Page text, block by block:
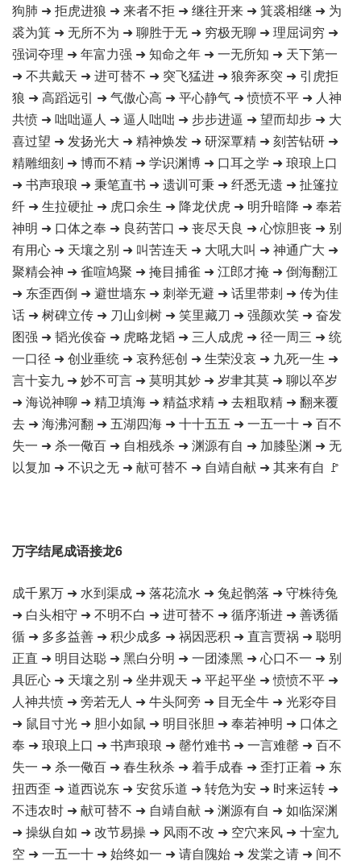
狗肺 ➜ 拒虎进狼 ➜ 来者不拒 ➜ 继往开来 ➜ 箕裘相继 ➜ 为
裘为箕 ➜ 无所不为 ➜ 聊胜于无 ➜ 穷极无聊 ➜ 理屈词穷 ➜
强词夺理 ➜ 年富力强 ➜ 知命之年 ➜ 一无所知 ➜ 天下第一
➜ 不共戴天 ➜ 进可替不 ➜ 突飞猛进 ➜ 狼奔豕突 ➜ 引虎拒
狼 ➜ 高蹈远引 ➜ 气傲心高 ➜ 平心静气 ➜ 愤愤不平 ➜ 人神
共愤 ➜ 咄咄逼人 ➜ 逼人咄咄 ➜ 步步进逼 ➜ 望而却步 ➜ 大
喜过望 ➜ 发扬光大 ➜ 精神焕发 ➜ 研深覃精 ➜ 刻苦钻研 ➜
精雕细刻 ➜ 博而不精 ➜ 学识渊博 ➜ 口耳之学 ➜ 琅琅上口
➜ 书声琅琅 ➜ 秉笔直书 ➜ 遗训可秉 ➜ 纤悉无遗 ➜ 扯篷拉
纤 ➜ 生拉硬扯 ➜ 虎口余生 ➜ 降龙伏虎 ➜ 明升暗降 ➜ 奉若
神明 ➜ 口体之奉 ➜ 良药苦口 ➜ 丧尽天良 ➜ 心惊胆丧 ➜ 别
有用心 ➜ 天壤之别 ➜ 叫苦连天 ➜ 大吼大叫 ➜ 神通广大 ➜
聚精会神 ➜ 雀喧鸠聚 ➜ 掩目捕雀 ➜ 江郎才掩 ➜ 倒海翻江
➜ 东歪西倒 ➜ 避世墙东 ➜ 刺举无避 ➜ 话里带刺 ➜ 传为佳
话 ➜ 树碑立传 ➜ 刀山剑树 ➜ 笑里藏刀 ➜ 强颜欢笑 ➜ 奋发
图强 ➜ 韬光俟奋 ➜ 虎略龙韬 ➜ 三人成虎 ➜ 径一周三 ➜ 统
一口径 ➜ 创业垂统 ➜ 哀矜惩创 ➜ 生荣没哀 ➜ 九死一生 ➜
言十妄九 ➜ 妙不可言 ➜ 莫明其妙 ➜ 岁聿其莫 ➜ 聊以卒岁
➜ 海说神聊 ➜ 精卫填海 ➜ 精益求精 ➜ 去粗取精 ➜ 翻来覆
去 ➜ 海沸河翻 ➜ 五湖四海 ➜ 十十五五 ➜ 一五一十 ➜ 百不
失一 ➜ 杀一儆百 ➜ 自相残杀 ➜ 渊源有自 ➜ 加膝坠渊 ➜ 无
以复加 ➜ 不识之无 ➜ 献可替不 ➜ 自靖自献 ➜ 其来有自 🚩
万字结尾成语接龙6
成千累万 ➜ 水到渠成 ➜ 落花流水 ➜ 兔起鹘落 ➜ 守株待兔
➜ 白头相守 ➜ 不明不白 ➜ 进可替不 ➜ 循序渐进 ➜ 善诱循
循 ➜ 多多益善 ➜ 积少成多 ➜ 祸因恶积 ➜ 直言贾祸 ➜ 聪明
正直 ➜ 明目达聪 ➜ 黑白分明 ➜ 一团漆黑 ➜ 心口不一 ➜ 别
具匠心 ➜ 天壤之别 ➜ 坐井观天 ➜ 平起平坐 ➜ 愤愤不平 ➜
人神共愤 ➜ 旁若无人 ➜ 牛头阿旁 ➜ 目无全牛 ➜ 光彩夺目
➜ 鼠目寸光 ➜ 胆小如鼠 ➜ 明目张胆 ➜ 奉若神明 ➜ 口体之
奉 ➜ 琅琅上口 ➜ 书声琅琅 ➜ 罄竹难书 ➜ 一言难罄 ➜ 百不
失一 ➜ 杀一儆百 ➜ 春生秋杀 ➜ 着手成春 ➜ 歪打正着 ➜ 东
扭西歪 ➜ 道西说东 ➜ 安贫乐道 ➜ 转危为安 ➜ 时来运转 ➜
不违农时 ➜ 献可替不 ➜ 自靖自献 ➜ 渊源有自 ➜ 如临深渊
➜ 操纵自如 ➜ 改节易操 ➜ 风雨不改 ➜ 空穴来风 ➜ 十室九
空 ➜ 一五一十 ➜ 始终如一 ➜ 请自隗始 ➜ 发棠之请 ➜ 间不